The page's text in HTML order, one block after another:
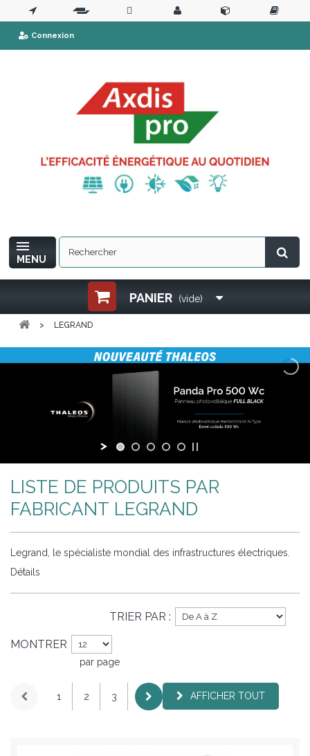
Connexion
PANIER (vide)
MENU
> LEGRAND
LISTE DE PRODUITS PAR
FABRICANT LEGRAND
Legrand, le spécialiste mondial des infrastructures électriques.
Détails
TRIER PAR :
MONTRER
par page
AFFICHER TOUT
1 2 3